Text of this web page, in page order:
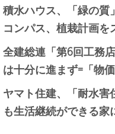
積水ハウス、「緑の質
コンパス、植栽計画を
全建総連「第6回工務
は十分に進まず=「物
ヤマト住建、「耐水
も生活継続ができる家